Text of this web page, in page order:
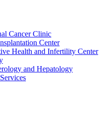
Cancer Clinic
Center
Health and Infertility Center
and Hepatology